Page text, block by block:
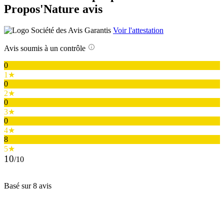
Propos'Nature avis
Voir l'attestation
Avis soumis à un contrôle
0
1★
0
2★
0
3★
0
4★
8
5★
10/10
Basé sur 8 avis